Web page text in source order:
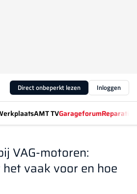
Direct onbeperkt lezen Inloggen
AMT TVGarageforum
VAG-motoren:
vaak voor en hoe